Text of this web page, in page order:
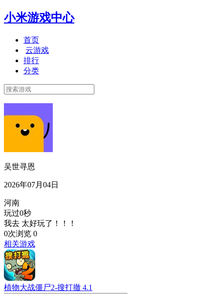
小米游戏中心
首页
云游戏
排行
分类
吴世寻恩
2026年07月04日
河南
玩过0秒
我去 太好玩了！！！
0次浏览 0
相关游戏
植物大战僵尸2-搜打撤 4.1